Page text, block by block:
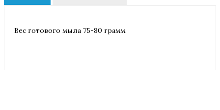
Вес готового мыла 75-80 грамм.